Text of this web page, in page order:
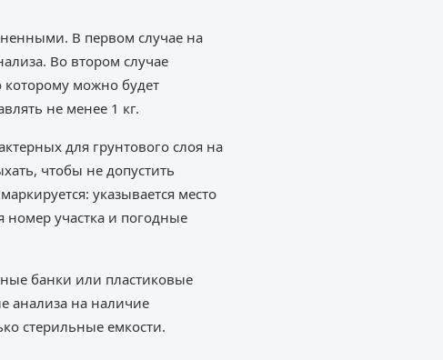
В первом случае на
Во втором случае
которому можно будет
не менее 1 кг.
для грунтового слоя на
чтобы не допустить
указывается место
номер участка и погодные
банки или пластиковые
анализа на наличие
стерильные емкости.